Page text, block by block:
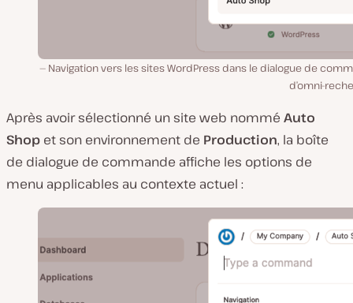
Navigation vers les sites WordPress dans le dialogue de
d’omni-
Après avoir sélectionné un site web nommé Auto
Shop et son environnement de Production, la boîte
de dialogue de commande affiche les options de
menu applicables au contexte actuel :